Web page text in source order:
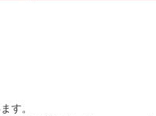
す。